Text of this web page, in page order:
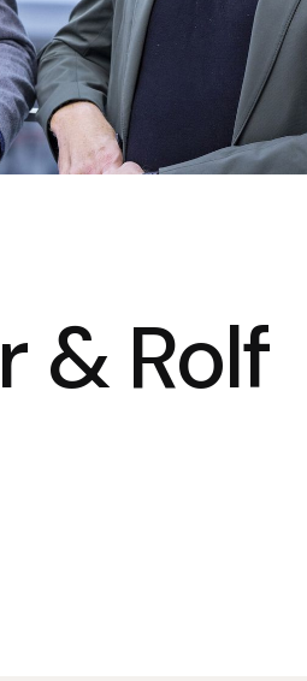
& Rolf